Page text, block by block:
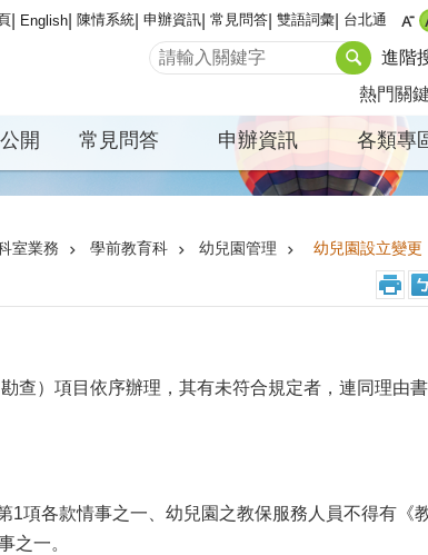
English 陳情系統 申辦資訊 常見問答 雙語詞彙 台北通
進階
熱門關
開 常見問答 申辦資訊 各類專
室業務 學前教育科 幼兒園管理 幼兒園設立變更
查）項目依序辦理，其有未符合規定者，連同理由書
1項各款情事之一、幼兒園之教保服務人員不得有《
之一。